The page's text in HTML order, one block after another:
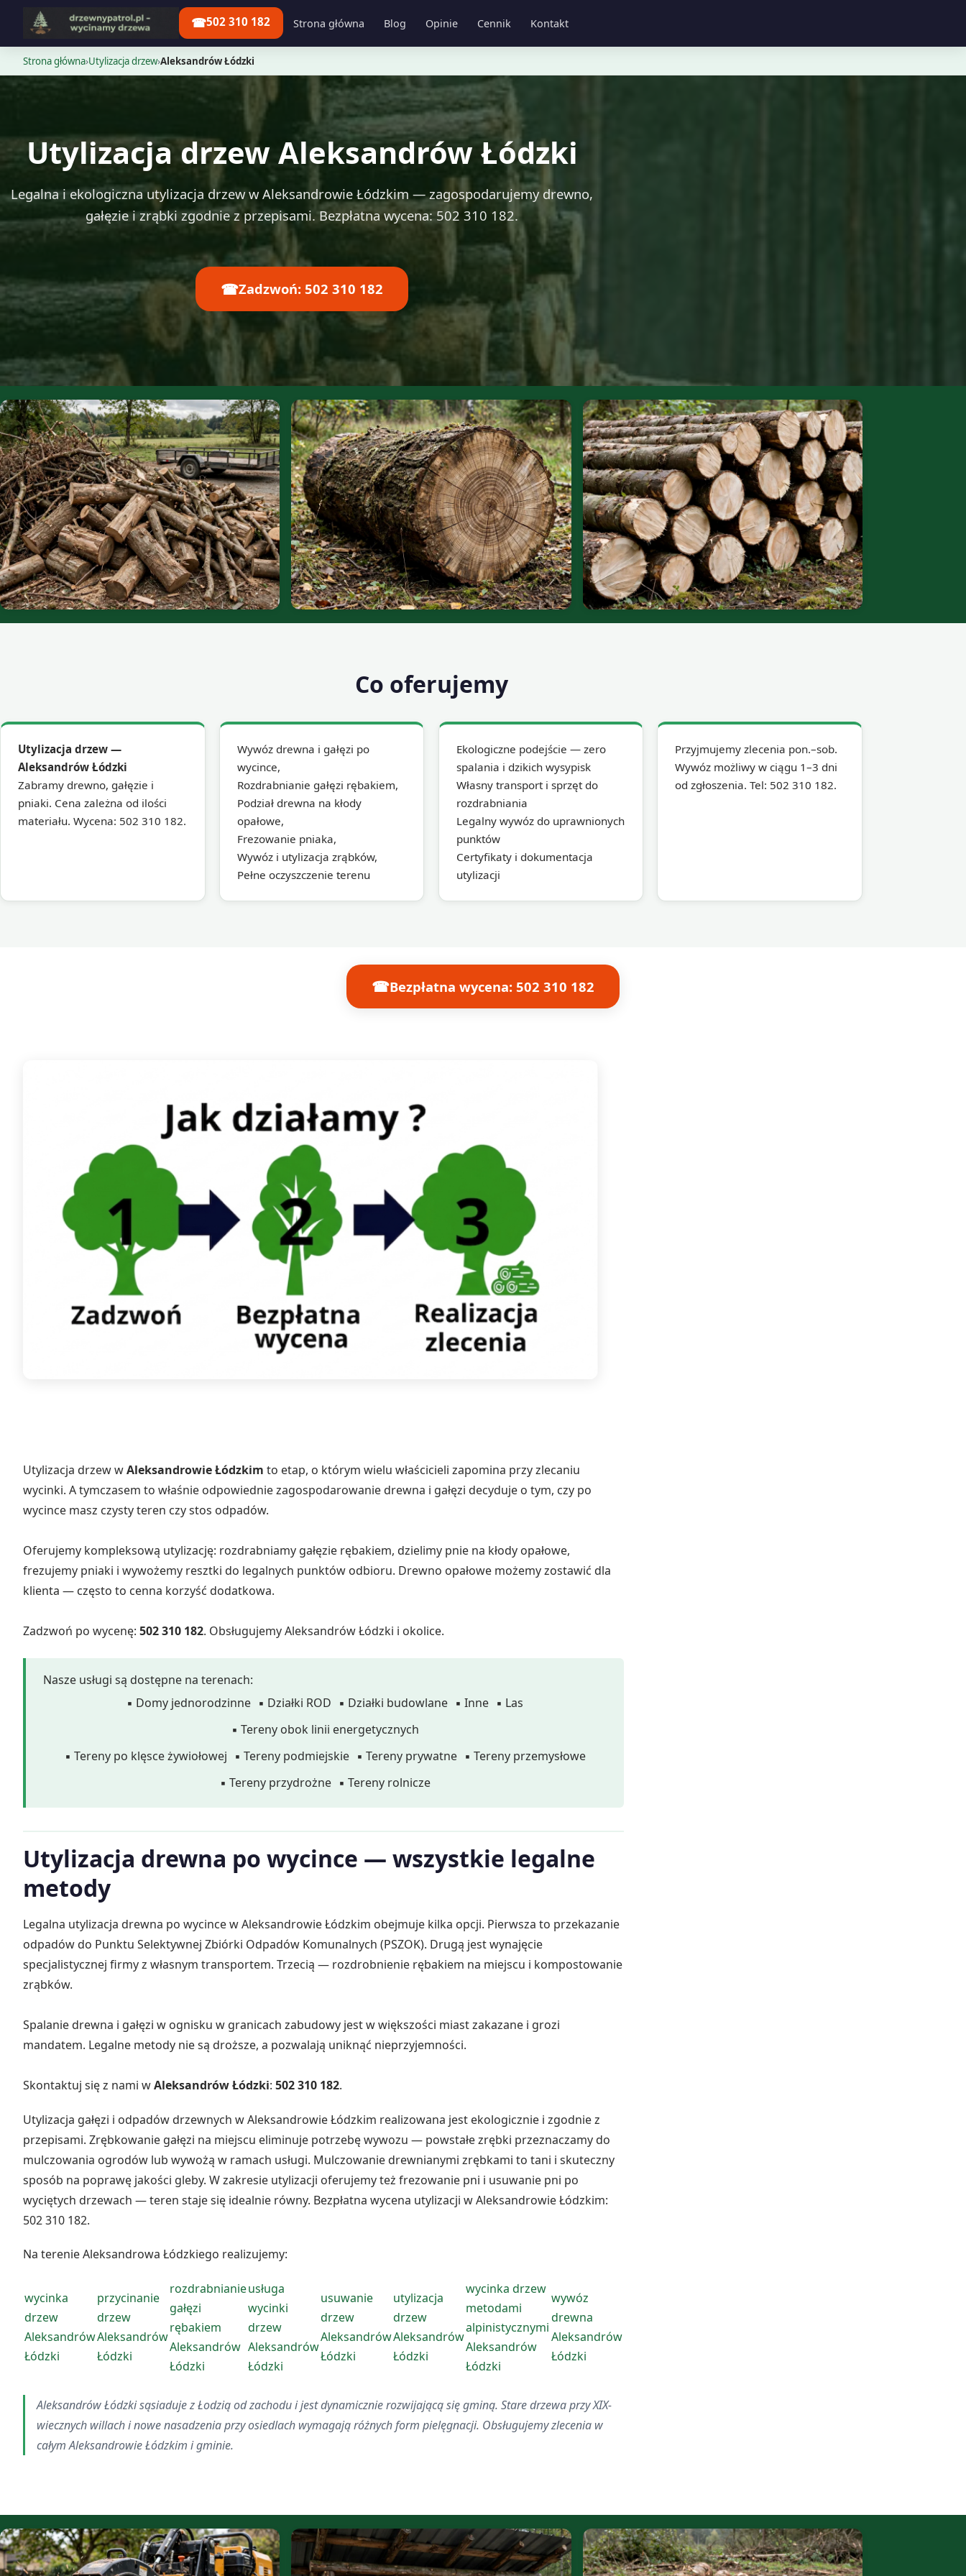
☎502 310 182 Strona główna Blog Opinie Cennik Kontakt
Strona główna›Utylizacja drzew›Aleksandrów Łódzki
Utylizacja drzew Aleksandrów Łódzki
Legalna i ekologiczna utylizacja drzew w Aleksandrowie Łódzkim — zagospodarujemy drewno,
gałęzie i zrąbki zgodnie z przepisami. Bezpłatna wycena: 502 310 182.
☎Zadzwoń: 502 310 182
Co oferujemy
Utylizacja drzew —
Aleksandrów Łódzki
Zabramy drewno, gałęzie i
pniaki. Cena zależna od ilości
materiału. Wycena: 502 310 182.
Wywóz drewna i gałęzi po
wycince,
Rozdrabnianie gałęzi rębakiem,
Podział drewna na kłody
opałowe,
Frezowanie pniaka,
Wywóz i utylizacja zrąbków,
Pełne oczyszczenie terenu
Ekologiczne podejście — zero
spalania i dzikich wysypisk
Własny transport i sprzęt do
rozdrabniania
Legalny wywóz do uprawnionych
punktów
Certyfikaty i dokumentacja
utylizacji
Przyjmujemy zlecenia pon.–sob.
Wywóz możliwy w ciągu 1–3 dni
od zgłoszenia. Tel: 502 310 182.
☎Bezpłatna wycena: 502 310 182
Utylizacja drzew wAleksandrowie Łódzkim to etap, o którym wielu właścicieli zapomina przy zlecaniu
wycinki. A tymczasem to właśnie odpowiednie zagospodarowanie drewna i gałęzi decyduje o tym, czy po
wycince masz czysty teren czy stos odpadów.
Oferujemy kompleksową utylizację: rozdrabniamy gałęzie rębakiem, dzielimy pnie na kłody opałowe,
frezujemy pniaki i wywożemy resztki do legalnych punktów odbioru. Drewno opałowe możemy zostawić dla
klienta — często to cenna korzyść dodatkowa.
Zadzwoń po wycenę: 502 310 182. Obsługujemy Aleksandrów Łódzki i okolice.
Nasze usługi są dostępne na terenach:
▪ Domy jednorodzinne ▪ Działki ROD ▪ Działki budowlane ▪ Inne ▪ Las
▪ Tereny obok linii energetycznych
▪ Tereny po klęsce żywiołowej ▪ Tereny podmiejskie ▪ Tereny prywatne ▪ Tereny przemysłowe
▪ Tereny przydrożne ▪ Tereny rolnicze
Utylizacja drewna po wycince — wszystkie legalne
metody
Legalna utylizacja drewna po wycince w Aleksandrowie Łódzkim obejmuje kilka opcji. Pierwsza to przekazanie
odpadów do Punktu Selektywnej Zbiórki Odpadów Komunalnych (PSZOK). Drugą jest wynajęcie
specjalistycznej firmy z własnym transportem. Trzecią — rozdrobnienie rębakiem na miejscu i kompostowanie
zrąbków.
Spalanie drewna i gałęzi w ognisku w granicach zabudowy jest w większości miast zakazane i grozi
mandatem. Legalne metody nie są droższe, a pozwalają uniknąć nieprzyjemności.
Skontaktuj się z nami wAleksandrów Łódzki: 502 310 182.
Utylizacja gałęzi i odpadów drzewnych w Aleksandrowie Łódzkim realizowana jest ekologicznie i zgodnie z
przepisami. Zrębkowanie gałęzi na miejscu eliminuje potrzebę wywozu — powstałe zrębki przeznaczamy do
mulczowania ogrodów lub wywożą w ramach usługi. Mulczowanie drewnianymi zrębkami to tani i skuteczny
sposób na poprawę jakości gleby. W zakresie utylizacji oferujemy też frezowanie pni i usuwanie pni po
wyciętych drzewach — teren staje się idealnie równy. Bezpłatna wycena utylizacji w Aleksandrowie Łódzkim:
502 310 182.
Na terenie Aleksandrowa Łódzkiego realizujemy:
wycinka
drzew
Aleksandrów
Łódzki
przycinanie
drzew
Aleksandrów
Łódzki
rozdrabnianie
gałęzi
rębakiem
Aleksandrów
Łódzki
usługa
wycinki
drzew
Aleksandrów
Łódzki
usuwanie
drzew
Aleksandrów
Łódzki
utylizacja
drzew
Aleksandrów
Łódzki
wycinka drzew
metodami
alpinistycznymi
Aleksandrów
Łódzki
wywóz
drewna
Aleksandrów
Łódzki
Aleksandrów Łódzki sąsiaduje z Łodzią od zachodu i jest dynamicznie rozwijającą się gminą. Stare drzewa przy XIX-
wiecznych willach i nowe nasadzenia przy osiedlach wymagają różnych form pielęgnacji. Obsługujemy zlecenia w
całym Aleksandrowie Łódzkim i gminie.